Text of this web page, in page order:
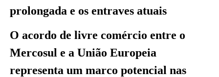
prolongada e os entraves atuais
O acordo de livre comércio entre o
Mercosul e a União Europeia
representa um marco potencial nas